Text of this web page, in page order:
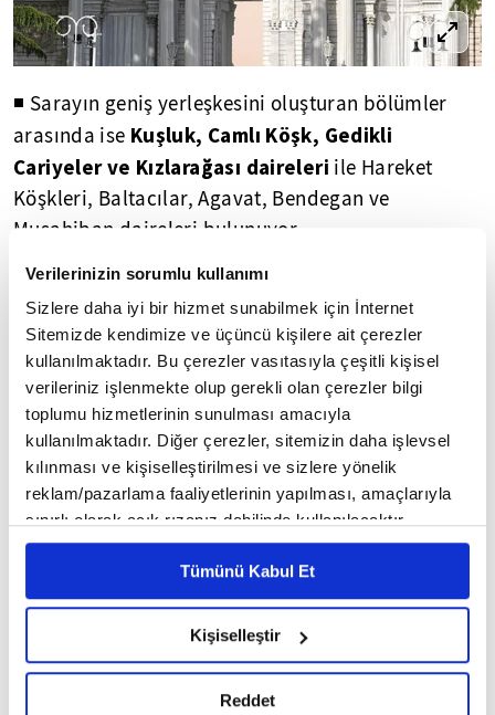
Verilerinizin sorumlu kullanımı
Sizlere daha iyi bir hizmet sunabilmek için İnternet
Sitemizde kendimize ve üçüncü kişilere ait çerezler
kullanılmaktadır. Bu çerezler vasıtasıyla çeşitli kişisel
verileriniz işlenmekte olup gerekli olan çerezler bilgi
toplumu hizmetlerinin sunulması amacıyla
kullanılmaktadır. Diğer çerezler, sitemizin daha işlevsel
kılınması ve kişiselleştirilmesi ve sizlere yönelik
reklam/pazarlama faaliyetlerinin yapılması, amaçlarıyla
sınırlı olarak açık rızanız dahilinde kullanılacaktır.
Çerezlere ilişkin tercihlerinizi çerez paneli vasıtasıyla
belirleyebilirsiniz. Çerezlere ilişkin detaylı bilgi için
Ayarlar butonuna tıklayabilir,Çerez Bilgilendirme
Metnimizi ziyaret edebilirsiniz.
hazırlanmış olan İnternet Sitesi Aydınlatma Metnimizi
okumak ve sitemizi ziyaretiniz kapsamında
Tümünü Kabul Et
Kişiselleştir
Reddet
◾ Sarayın geniş yerleşkesini oluşturan bölümler
arasında ise Kuşluk, Camlı Köşk, Gedikli
Cariyeler ve Kızlarağası daireleri ile Hareket
Köşkleri, Baltacılar, Agavat, Bendegan ve
Musahiban daireleri bulunuyor.
◾ Milli Saraylar Müzecilik ve Tanıtım Daire Başkanı
Güller Karahüseyin, sarayın Sultan Abdülmecid
tarafından1843 ve 1856yılları arasında
yaptırıldığını belirterek, "Sarayın inşasına 13
Haziran 1843 yılında başlandığına dair çeşitli
kaynaklarda bilgiler mevcut. Saray tamamen
1856'da tamamlanıyor. Buradaki inşaat bölüm
bölüm devam etmiş ve her bölümün girişindeki
alınlıklarda Sultan Abdülmecid'in tuğrası ve onun
altında o bölümün bittiği tarih yer almakta." dedi.
/6